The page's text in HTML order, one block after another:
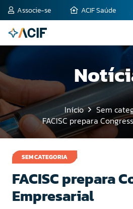
Associe-se ACIF Saúde
Início
Sem
FACISC prepara
SEM CATEGORIA
25 de outubro de 2011
FACISC prepara
Empresarial